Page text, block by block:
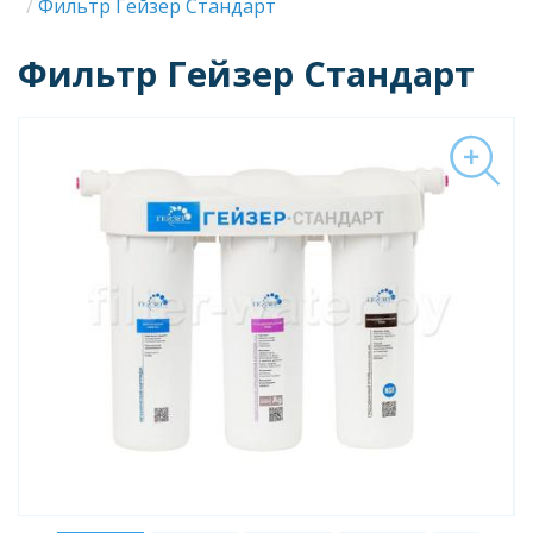
навигации
Фильтр Гейзер Стандарт
Фильтр Гейзер Стандарт